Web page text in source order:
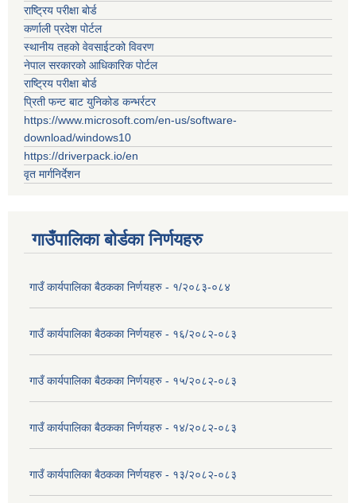
राष्ट्रिय परीक्षा बोर्ड
कर्णाली प्रदेश पोर्टल
स्थानीय तहको वेवसाईटको विवरण
नेपाल सरकारको आधिकारिक पोर्टल
राष्ट्रिय परीक्षा बोर्ड
प्रिती फन्ट बाट युनिकोड कन्भर्रटर
https://www.microsoft.com/en-us/software-
download/windows10
https://driverpack.io/en
वृत मार्गनिर्देशन
गाउँपालिका बोर्डका निर्णयहरु
गाउँ कार्यपालिका बैठकका निर्णयहरु - १/२०८३-०८४
गाउँ कार्यपालिका बैठकका निर्णयहरु - १६/२०८२-०८३
गाउँ कार्यपालिका बैठकका निर्णयहरु - १५/२०८२-०८३
गाउँ कार्यपालिका बैठकका निर्णयहरु - १४/२०८२-०८३
गाउँ कार्यपालिका बैठकका निर्णयहरु - १३/२०८२-०८३